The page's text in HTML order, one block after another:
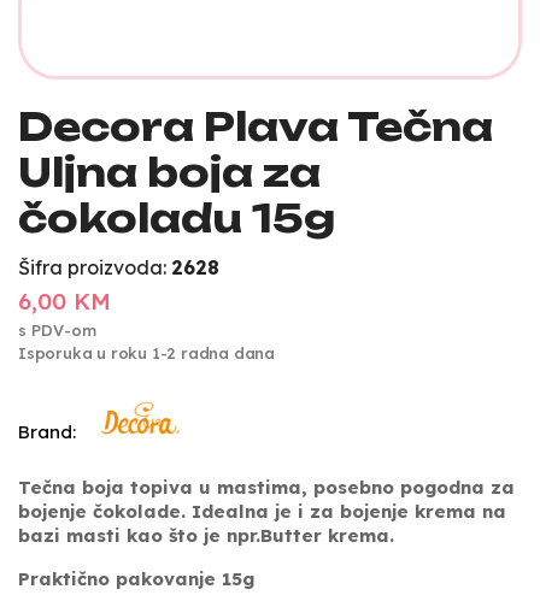
Decora Plava Tečna
Uljna boja za
čokoladu 15g
Šifra proizvoda: 2628
6,00 KM
s PDV-om
Isporuka u roku 1-2 radna dana
Brand:
Tečna boja topiva u mastima, posebno pogodna za
bojenje čokolade. Idealna je i za bojenje krema na
bazi masti kao što je npr.Butter krema.
Praktično pakovanje 15g